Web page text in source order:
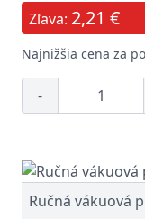
Zľava: 2,21 €
Najnižšia cena za
-
Ručná vákuová